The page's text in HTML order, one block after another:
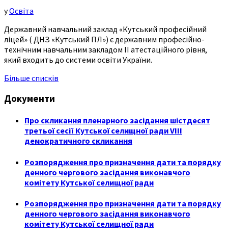
уОсвіта
Державний навчальний заклад «Кутський професійний
ліцей» ( ДНЗ «Кутський ПЛ») є державним професійно-
технічним навчальним закладом ІІ атестаційного рівня,
який входить до системи освіти України.
Більше списків
Документи
Про скликання пленарного засідання шістдесят
третьої сесії Кутської селищної ради VIII
демократичного скликання
Розпорядження про призначення дати та порядку
денного чергового засідання виконавчого
комітету Кутської селищної ради
Розпорядження про призначення дати та порядку
денного чергового засідання виконавчого
комітету Кутської селищної ради